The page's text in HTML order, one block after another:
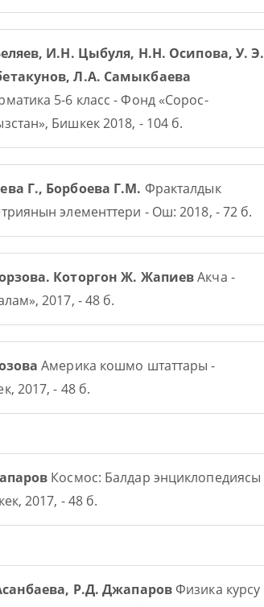
И.Н. Цыбуля, Н.Н. Осипова, У. Э.
Л.А. Самыкбаева
5-6 класс - Фонд «Сорос-
Бишкек 2018, - 104 б.
Г., Борбоева Г.М. Фракталдык
элементтери - Ош: 2018, - 72 б.
Которгон Ж. ЖапиевАкча -
2017, - 48 б.
Америка кошмо штаттары -
2017, - 48 б.
Космос: Балдар энциклопедиясы
2017, - 48 б.
Р.Д. ДжапаровФизика курсу